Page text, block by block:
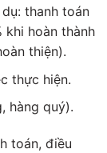
thanh toán
khi hoàn thành
thiện).
thực hiện.
hàng quý).
toán, điều